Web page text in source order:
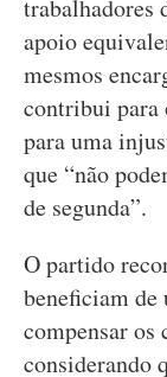
trabalhadores
apoio
mesmos
contribui para
para uma
que “não
de segunda”.
O partido
beneficiam de
compensar os
considerando